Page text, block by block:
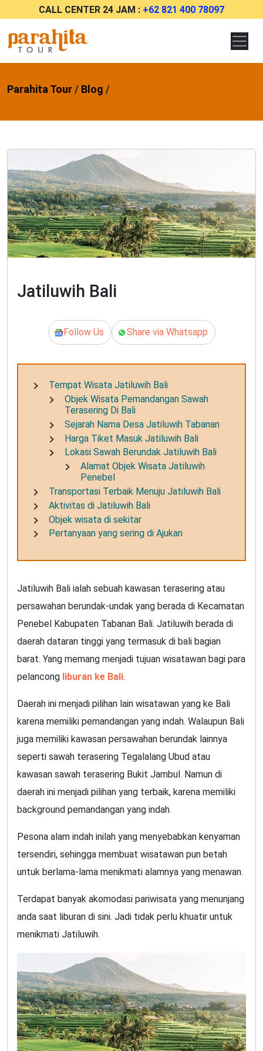
CALL CENTER 24 JAM : +62 821 400 78097
Parahita Tour/ Blog /
Jatiluwih Bali
Follow Us Share via Whatsapp
Tempat Wisata Jatiluwih Bali
Objek Wisata Pemandangan Sawah
Terasering Di Bali
Sejarah Nama Desa Jatiluwih Tabanan
Harga Tiket Masuk Jatiluwih Bali
Lokasi Sawah Berundak Jatiluwih Bali
Alamat Objek Wisata Jatiluwih
Penebel
Transportasi Terbaik Menuju Jatiluwih Bali
Aktivitas di Jatiluwih Bali
Objek wisata di sekitar
Pertanyaan yang sering di Ajukan
Jatiluwih Bali ialah sebuah kawasan terasering atau
persawahan berundak-undak yang berada di Kecamatan
Penebel Kabupaten Tabanan Bali. Jatiluwih berada di
daerah dataran tinggi yang termasuk di bali bagian
barat. Yang memang menjadi tujuan wisatawan bagi para
pelancong liburan ke Bali.
Daerah ini menjadi pilihan lain wisatawan yang ke Bali
karena memiliki pemandangan yang indah. Walaupun Bali
juga memiliki kawasan persawahan berundak lainnya
seperti sawah terasering Tegalalang Ubud atau
kawasan sawah terasering Bukit Jambul. Namun di
daerah ini menjadi pilihan yang terbaik, karena memiliki
background pemandangan yang indah.
Pesona alam indah inilah yang menyebabkan kenyaman
tersendiri, sehingga membuat wisatawan pun betah
untuk berlama-lama menikmati alamnya yang menawan.
Terdapat banyak akomodasi pariwisata yang menunjang
anda saat liburan di sini. Jadi tidak perlu khuatir untuk
menikmati Jatiluwih.